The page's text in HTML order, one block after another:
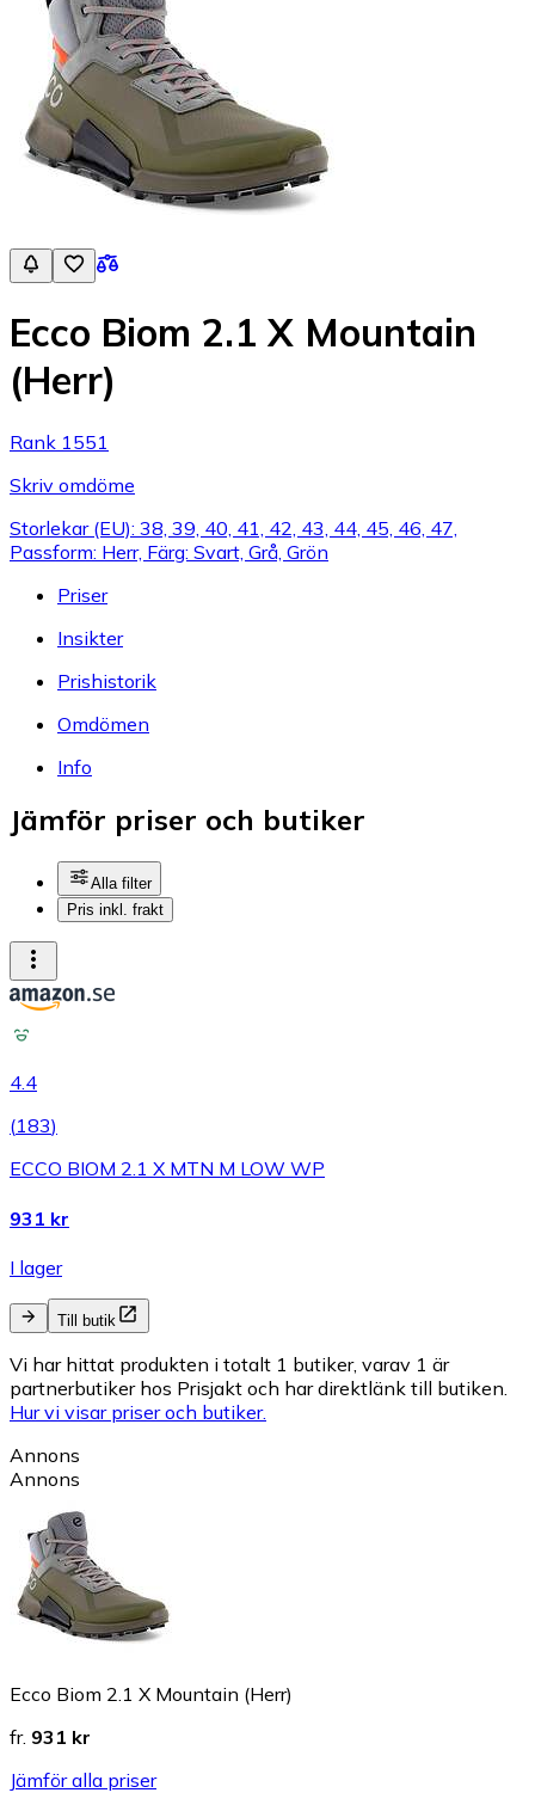
Ecco Biom 2.1 X Mountain
(Herr)
Rank 1551
Skriv omdöme
Storlekar (EU): 38, 39, 40, 41, 42, 43, 44, 45, 46, 47,
Passform: Herr, Färg: Svart, Grå, Grön
Priser
Insikter
Prishistorik
Omdömen
Info
Jämför priser och butiker
Alla filter
Pris inkl. frakt
4.4
(183)
ECCO BIOM 2.1 X MTN M LOW WP
931 kr
I lager
Till butik
Vi har hittat produkten i totalt 1 butiker, varav 1 är
partnerbutiker hos Prisjakt och har direktlänk till butiken.
Hur vi visar priser och butiker.
Annons
Annons
Ecco Biom 2.1 X Mountain (Herr)
fr. 931 kr
Jämför alla priser